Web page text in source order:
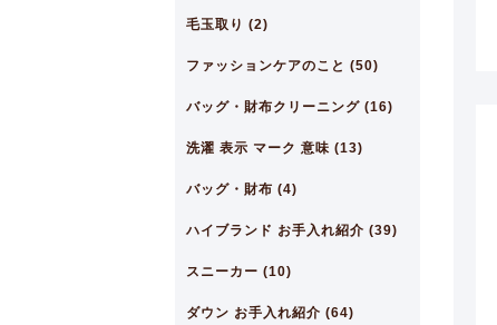
毛玉取り (2)
ファッションケアのこと (50)
バッグ・財布クリーニング (16)
洗濯 表示 マーク 意味 (13)
バッグ・財布 (4)
ハイブランド お手入れ紹介 (39)
スニーカー (10)
ダウン お手入れ紹介 (64)